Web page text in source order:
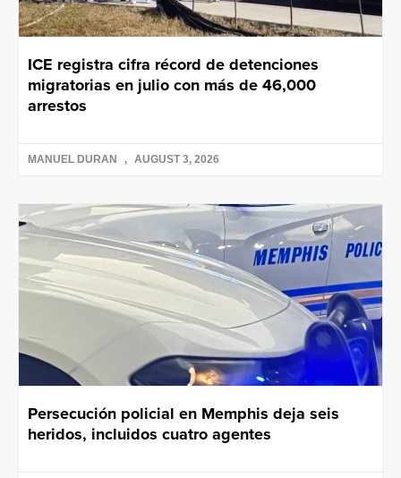
ICE registra cifra récord de detenciones
migratorias en julio con más de 46,000
arrestos
MANUEL DURAN AUGUST 3, 2026
Persecución policial en Memphis deja seis
heridos, incluidos cuatro agentes